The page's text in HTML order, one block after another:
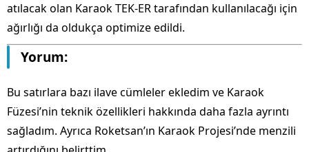
atılacak olan Karaok TEK-ER tarafından kullanılacağı için
ağırlığı da oldukça optimize edildi.
Yorum:
Bu satırlara bazı ilave cümleler ekledim ve Karaok
Füzesi’nin teknik özellikleri hakkında daha fazla ayrıntı
sağladım. Ayrıca Roketsan’ın Karaok Projesi’nde menzili